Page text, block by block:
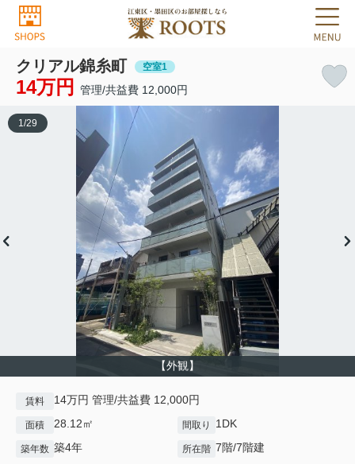
クリアル錦糸町 空室1
14万円 管理/共益費 12,000円
【外観】
1/29
賃料 14万円 管理/共益費 12,000円
面積 28.12㎡ 間取り 1DK
築年数 築4年 所在階 7階/7階建